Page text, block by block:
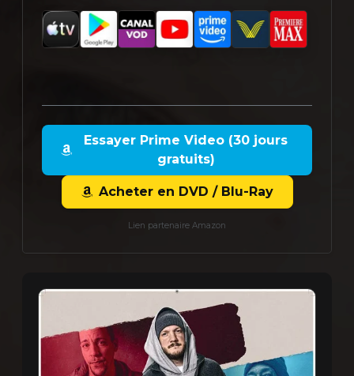
Essayer Prime Video (30 jours
gratuits)
Acheter en DVD / Blu-Ray
Lien partenaire Amazon